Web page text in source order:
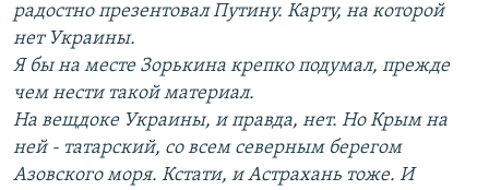
радостно презентовал Путину. Карту, на которой
нет Украины.
Я бы на месте Зорькина крепко подумал, прежде
чем нести такой материал.
На вещдоке Украины, и правда, нет. Но Крым на
ней - татарский, со всем северным берегом
Азовского моря. Кстати, и Астрахань тоже. И